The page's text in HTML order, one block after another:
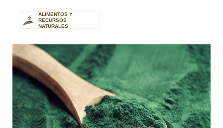
ALIMENTOS Y
RECURSOS
NATURALES